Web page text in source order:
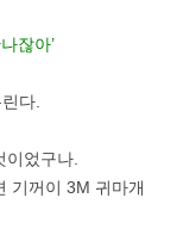
잖아’
다.
었구나.
기꺼이 3M 귀마개